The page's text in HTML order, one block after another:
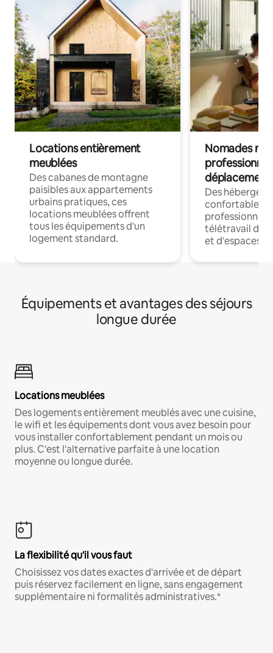
Locations entièrement
meublées
Des cabanes de montagne
paisibles aux appartements
urbains pratiques, ces
locations meublées offrent
tous les équipements d'un
logement standard.
Nomades
déplacement
Des
confortables
professionnels
télétravail
et d'espaces
Équipements et avantages des séjours
longue durée
Locations meublées
Des logements entièrement meublés avec une cuisine,
le wifi et les équipements dont vous avez besoin pour
vous installer confortablement pendant un mois ou
plus. C'est l'alternative parfaite à une location
moyenne ou longue durée.
La flexibilité qu'il vous faut
Choisissez vos dates exactes d'arrivée et de départ
puis réservez facilement en ligne, sans engagement
supplémentaire ni formalités administratives.*